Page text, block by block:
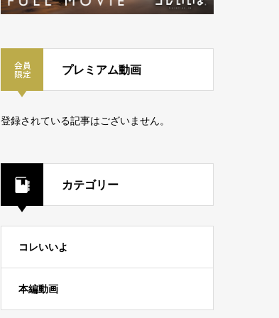
プレミアム動画
登録されている記事はございません。
カテゴリー
コレいいよ
本編動画